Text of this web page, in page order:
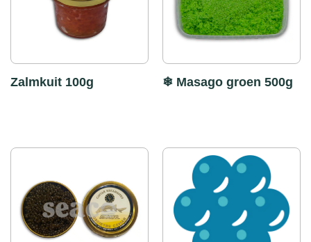
Zalmkuit 100g ❄ Masago groen 500g